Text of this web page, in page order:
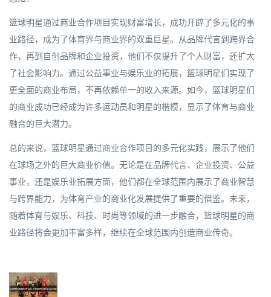
篮球明星通过商业合作项目实现财富增长，成功开辟了多元化的事
业路径，成为了体育界与商业界的双重巨星。从品牌代言到跨界合
作，再到自创品牌和企业投资，他们不仅提升了个人财富，还扩大
了社会影响力。通过公益事业与娱乐业的拓展，篮球明星们实现了
更全面的商业布局，不再依赖单一的收入来源。如今，篮球明星们
的商业成功已经成为许多运动员和明星的楷模，显示了体育与商业
融合的巨大潜力。
总的来说，篮球明星通过商业合作项目的多元化实践，展示了他们
在球场之外的巨大商业价值。无论是在品牌代言、企业投资、公益
事业，还是娱乐业拓展方面，他们都在全球范围内展示了商业智慧
与跨界能力，为体育产业的商业化发展提供了重要的借鉴。未来，
随着体育与娱乐、科技、时尚等领域的进一步融合，篮球明星的商
业路径将会更加丰富多样，继续在全球范围内创造商业传奇。